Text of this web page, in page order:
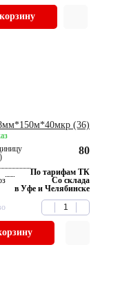
(36)
80
По тарифам ТК
Со склада
в Уфе и Челябинске